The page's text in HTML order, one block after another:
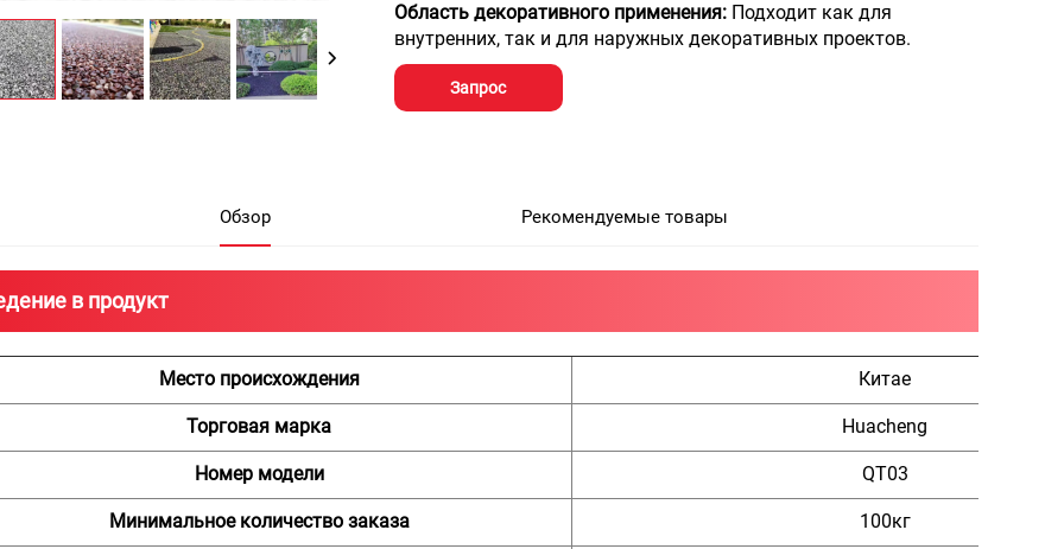
Область декоративного применения: Подходит как для
внутренних, так и для наружных декоративных проектов.
Запрос
Обзор Рекомендуемые товары
в продукт
Место происхождения Китае
Торговая марка Huacheng
Номер модели QT03
Минимальное количество заказа 100кг